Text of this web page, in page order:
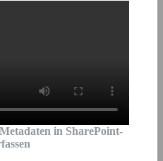
Metadaten in SharePoint-